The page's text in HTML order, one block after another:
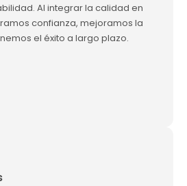
Al integrar la calidad en
confianza, mejoramos la
el éxito a largo plazo.